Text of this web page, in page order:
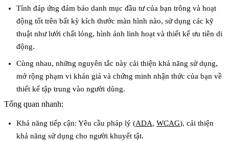
Tính đáp ứng đảm bảo danh mục đầu tư của bạn trông và hoạt
động tốt trên bất kỳ kích thước màn hình nào, sử dụng các kỹ
thuật như lưới chất lỏng, hình ảnh linh hoạt và thiết kế ưu tiên di
động.
Cùng nhau, những nguyên tắc này cải thiện khả năng sử dụng,
mở rộng phạm vi khán giả và chứng minh nhận thức của bạn về
thiết kế tập trung vào người dùng.
Tổng quan nhanh:
Khả năng tiếp cận: Yêu cầu pháp lý (ADA, WCAG), cải thiện
khả năng sử dụng cho người khuyết tật.